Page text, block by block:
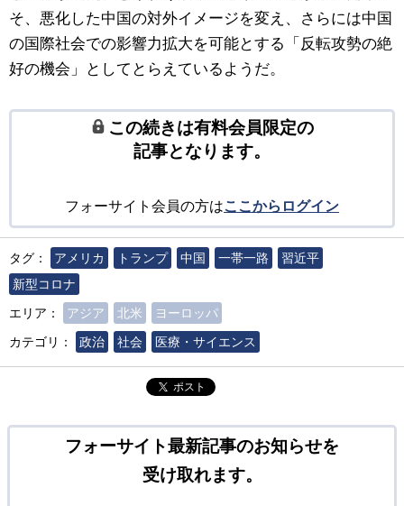
そ、悪化した中国の対外イメージを変え、さらには中国
の国際社会での影響力拡大を可能とする「反転攻勢の絶
好の機会」としてとらえているようだ。
この続きは有料会員限定の
記事となります。
フォーサイト会員の方はここからログイン
タグ： アメリカ トランプ 中国 一帯一路
習近平
新型コロナ
エリア：
アジア 北米
ヨーロッパ
カテゴリ：
政治 社会 医療・サイエンス
ポスト
フォーサイト最新記事のお知らせを
受け取れます。